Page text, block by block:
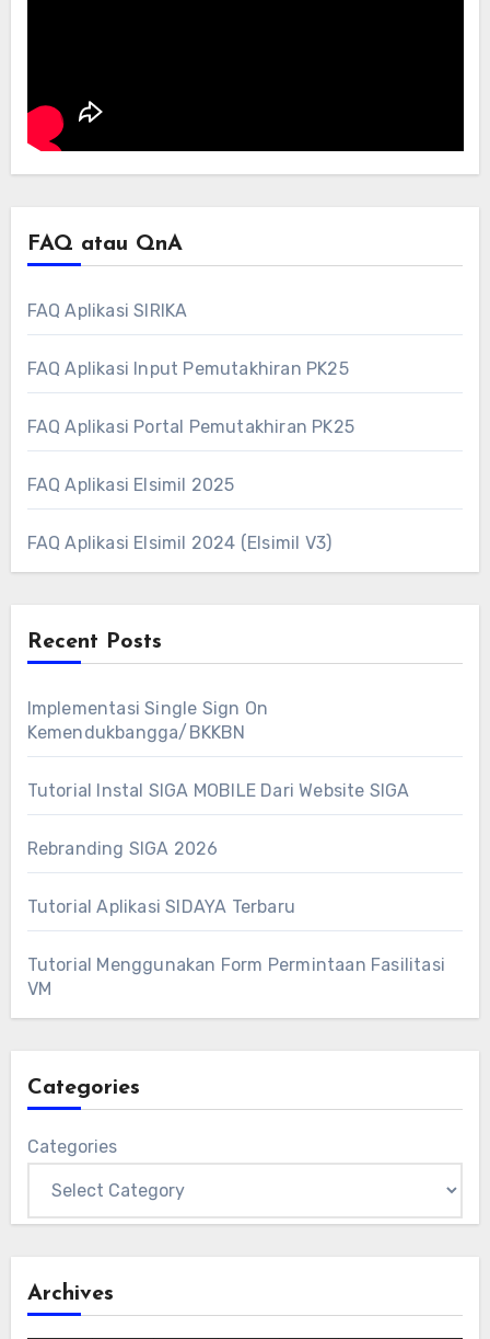
FAQ atau QnA
FAQ Aplikasi SIRIKA
FAQ Aplikasi Input Pemutakhiran PK25
FAQ Aplikasi Portal Pemutakhiran PK25
FAQ Aplikasi Elsimil 2025
FAQ Aplikasi Elsimil 2024 (Elsimil V3)
Recent Posts
Implementasi Single Sign On
Kemendukbangga/BKKBN
Tutorial Instal SIGA MOBILE Dari Website SIGA
Rebranding SIGA 2026
Tutorial Aplikasi SIDAYA Terbaru
Tutorial Menggunakan Form Permintaan Fasilitasi
VM
Categories
Categories
Archives